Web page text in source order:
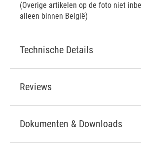
(Overige artikelen op de foto niet
alleen binnen België)
Technische Details
Reviews
Dokumenten & Downloads